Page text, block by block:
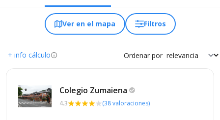
Ver en el mapa Filtros
+ info cálculo Ordenar por
Colegio Zumaiena
4.3 (38 valoraciones)